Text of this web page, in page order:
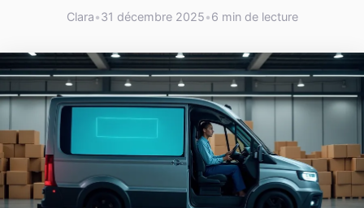
Clara•31 décembre 2025•6 min de lecture